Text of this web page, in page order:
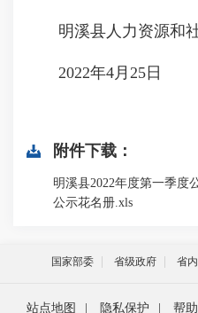
明溪县人力资源和
2022年4月25日
附件下载：
明溪县2022年度第一季度
公示花名册.xls
国家部委 省级政府 省
站点地图 隐私保护 帮